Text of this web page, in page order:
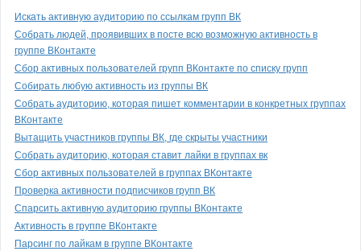
Искать активную аудиторию по ссылкам групп ВК
Cобрать людей, проявивших в посте всю возможную активность в
группе ВКонтакте
Сбор активных пользователей групп ВКонтакте по списку групп
Собирать любую активность из группы ВК
Собрать аудиторию, которая пишет комментарии в конкретных группах
ВКонтакте
Вытащить участников группы ВК, где скрыты участники
Собрать аудиторию, которая ставит лайки в группах вк
Сбор активных пользователей в группах ВКонтакте
Проверка активности подписчиков групп ВК
Спарсить активную аудиторию группы ВКонтакте
Активность в группе ВКонтакте
Парсинг по лайкам в группе ВКонтакте